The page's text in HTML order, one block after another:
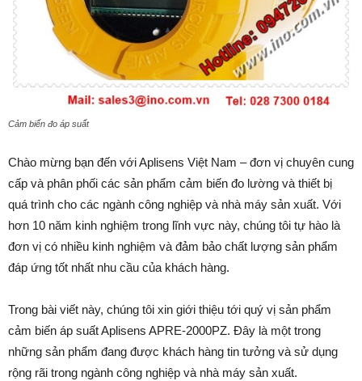
Cảm biến đo áp suất
Chào mừng bạn đến với Aplisens Việt Nam – đơn vị chuyên cung
cấp và phân phối các sản phẩm cảm biến đo lường và thiết bị
quá trình cho các ngành công nghiệp và nhà máy sản xuất. Với
hơn 10 năm kinh nghiệm trong lĩnh vực này, chúng tôi tự hào là
đơn vị có nhiều kinh nghiệm và đảm bảo chất lượng sản phẩm
đáp ứng tốt nhất nhu cầu của khách hàng.
Trong bài viết này, chúng tôi xin giới thiệu tới quý vị sản phẩm
cảm biến áp suất Aplisens APRE-2000PZ. Đây là một trong
những sản phẩm đang được khách hàng tin tưởng và sử dụng
rộng rãi trong ngành công nghiệp và nhà máy sản xuất.